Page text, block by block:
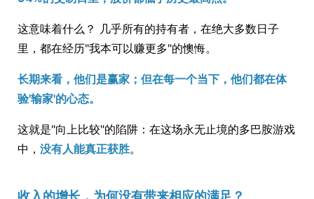
这意味着什么？ 几乎所有的持有者，在绝大多数日子
里，都在经历"我本可以赚更多"的懊悔。
长期来看，他们是赢家；但在每一个当下，他们都在体
验'输家'的心态。
这就是"向上比较"的陷阱：在这场永无止境的多巴胺游戏
中， 没有人能真正获胜。
收入的增长，为何没有带来相应的满足？